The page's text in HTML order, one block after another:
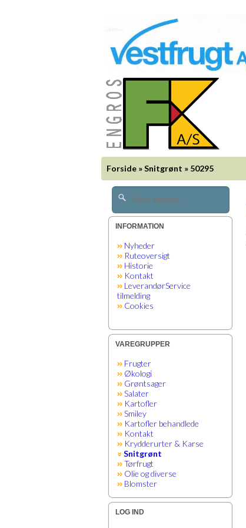
Forside »Snitgrønt » 50295
INFORMATION
Nyheder
Ruteoversigt
Historie
Kontakt
LeverandørService
tilmelding
Cookies
VAREGRUPPER
Frugter
Økologi
Grøntsager
Salater
Kartofler
Smiley
Kartofler behandlede
Kontakt
Krydderurter & Karse
Snitgrønt
Tørfrugt
Olie og diverse
Blomster
LOG IND